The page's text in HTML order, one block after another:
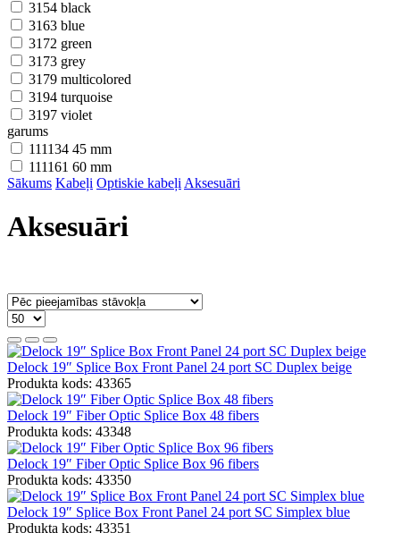
3154 black
3163 blue
3172 green
3173 grey
3179 multicolored
3194 turquoise
3197 violet
garums
111134 45 mm
111161 60 mm
Sākums Kabeļi Optiskie kabeļi Aksesuāri
Aksesuāri
Delock 19″ Splice Box Front Panel 24 port SC Duplex beige
Produkta kods: 43365
Delock 19″ Fiber Optic Splice Box 48 fibers
Produkta kods: 43348
Delock 19″ Fiber Optic Splice Box 96 fibers
Produkta kods: 43350
Delock 19″ Splice Box Front Panel 24 port SC Simplex blue
Produkta kods: 43351